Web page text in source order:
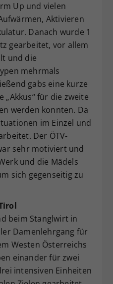
Up und vielen
Aktivieren
Danach wurde 1
gearbeitet, vor allem
und die
mehrmals
gabs eine kurze
„Akkus“ für die zweite
werden konnten. Da
im Einzel und
Der ÖTV-
sehr motiviert und
und die Mädels
sich gegenseitig zu
beim Stanglwirt in
Damenlehrgang für
Westen Österreichs
einander für zwei
intensiven Einheiten